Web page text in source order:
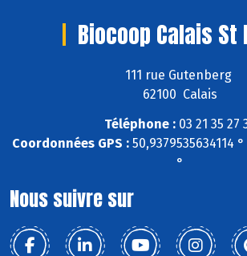
Biocoop Calais St
111 rue Gutenberg
62100 Calais
Téléphone :03 21 35 27
Coordonnées GPS : 50,9379535634114
°
Nous suivre sur